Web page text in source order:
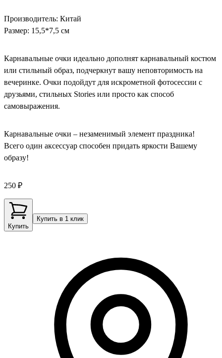
Производитель: Китай
Размер: 15,5*7,5 см
Карнавальные очки идеально дополнят карнавальный костюм
или стильный образ, подчеркнут вашу неповторимость на
вечеринке. Очки подойдут для искрометной фотосессии с
друзьями, стильных Stories или просто как способ
самовыражения.
Карнавальные очки – незаменимый элемент праздника!
Всего один аксессуар способен придать яркости Вашему
образу!
250 ₽
Купить
Купить в 1 клик